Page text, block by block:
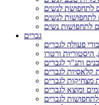
לתחפושת לנשים
לתחפושות לנשים
לתחפושות נשים
גברים
פעולה לגברים
היסטוריות ורטרו
ותנ"ך לגברים
קלאסיות לגברים
מצחיקות לגברים
ומוצא לגברים
לגברים